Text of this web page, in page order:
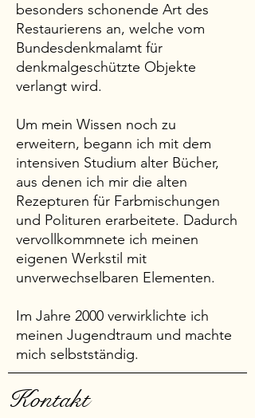
besonders schonende Art des
Restaurierens an, welche vom
Bundesdenkmalamt für
denkmalgeschützte Objekte
verlangt wird.
Um mein Wissen noch zu
erweitern, begann ich mit dem
intensiven Studium alter Bücher,
aus denen ich mir die alten
Rezepturen für Farbmischungen
und Polituren erarbeitete. Dadurch
vervollkommnete ich meinen
eigenen Werkstil mit
unverwechselbaren Elementen.
Im Jahre 2000 verwirklichte ich
meinen Jugendtraum und machte
mich selbstständig.
Kontakt